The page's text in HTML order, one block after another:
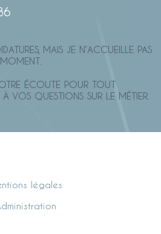
MAIS JE N’ACCUEILLE PAS
ÉCOUTE POUR TOUT
VOS QUESTIONS SUR LE MÉTIER.
légales